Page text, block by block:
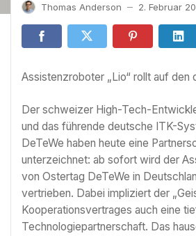
Thomas Anderson — 2. Februar
Assistenzroboter „Lio“ rollt auf den
Der schweizer High-Tech-
und das führende deutsche ITK-
DeTeWe haben heute eine
unterzeichnet: ab sofort wird der
von Ostertag DeTeWe in
vertrieben. Dabei impliziert der
Kooperationsvertrages auch eine
Technologiepartnerschaft. Das